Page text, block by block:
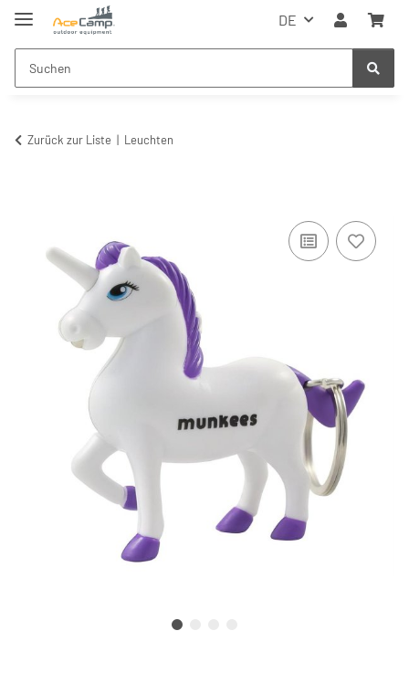
DE
Zurück zur Liste Leuchten